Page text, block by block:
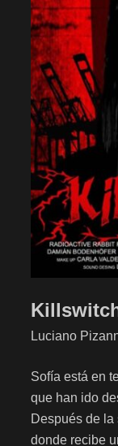
Luciano
Sofía está en
que han ido
Después de la
donde recibe